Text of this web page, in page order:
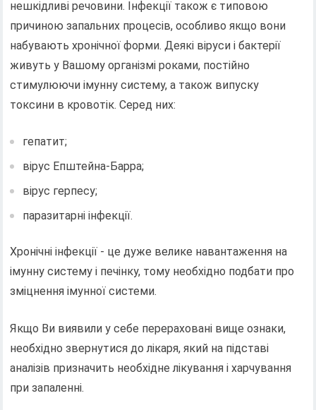
нешкідливі речовини. Інфекції також є типовою
причиною запальних процесів, особливо якщо вони
набувають хронічної форми. Деякі віруси і бактерії
живуть у Вашому організмі роками, постійно
стимулюючи імунну систему, а також випуску
токсини в кровотік. Серед них:
гепатит;
вірус Епштейна-Барра;
вірус герпесу;
паразитарні інфекції.
Хронічні інфекції - це дуже велике навантаження на
імунну систему і печінку, тому необхідно подбати про
зміцнення імунної системи.
Якщо Ви виявили у себе перераховані вище ознаки,
необхідно звернутися до лікаря, який на підставі
аналізів призначить необхідне лікування і харчування
при запаленні.